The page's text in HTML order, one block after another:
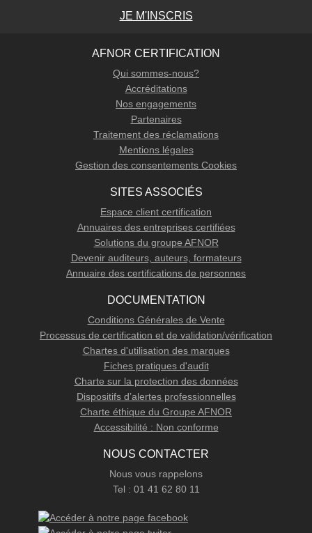
JE M'INSCRIS
AFNOR CERTIFICATION
Qui sommes-nous?
Accréditations
Nos engagements
Partenaires
Traitement des réclamations
Mentions légales
Gestion des consentements Cookies
SITES ASSOCIÉS
Espace client certification
Annuaires des entreprises certifiées
Solutions du groupe AFNOR
Devenir auditeurs, auteurs, formateurs
Annuaire des certifications de personnes
DOCUMENTATION
Conditions Générales de Vente
Processus de certification et de validation/vérification
Chartes d'utilisation des marques
Fiches pratiques d'audit
Charte sur la protection des données
Dispositifs d’alertes professionnelles
Charte éthique du Groupe AFNOR
Accessibilité : Non conforme
NOUS CONTACTER
Nous vous rappelons
Tel : 01 41 62 80 11